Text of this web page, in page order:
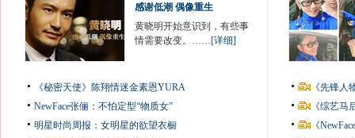
感谢低潮 偶像重生
黄晓明开始意识到，有些事
情需要改变。……[详细]
《秘密天使》陈翔情迷金素恩YURA
NewFace张俪：不怕定型“物质女”
明星时尚周报：女明星的欲望衣橱
《先锋
《综艺
《